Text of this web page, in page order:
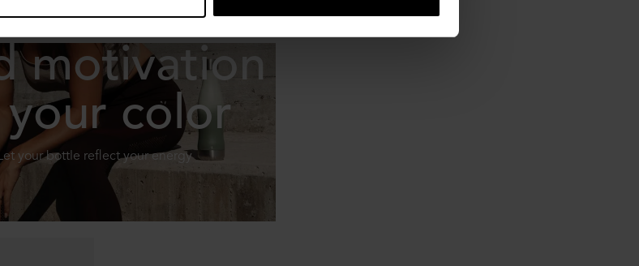
motivation
color
your bottle reflect your energy